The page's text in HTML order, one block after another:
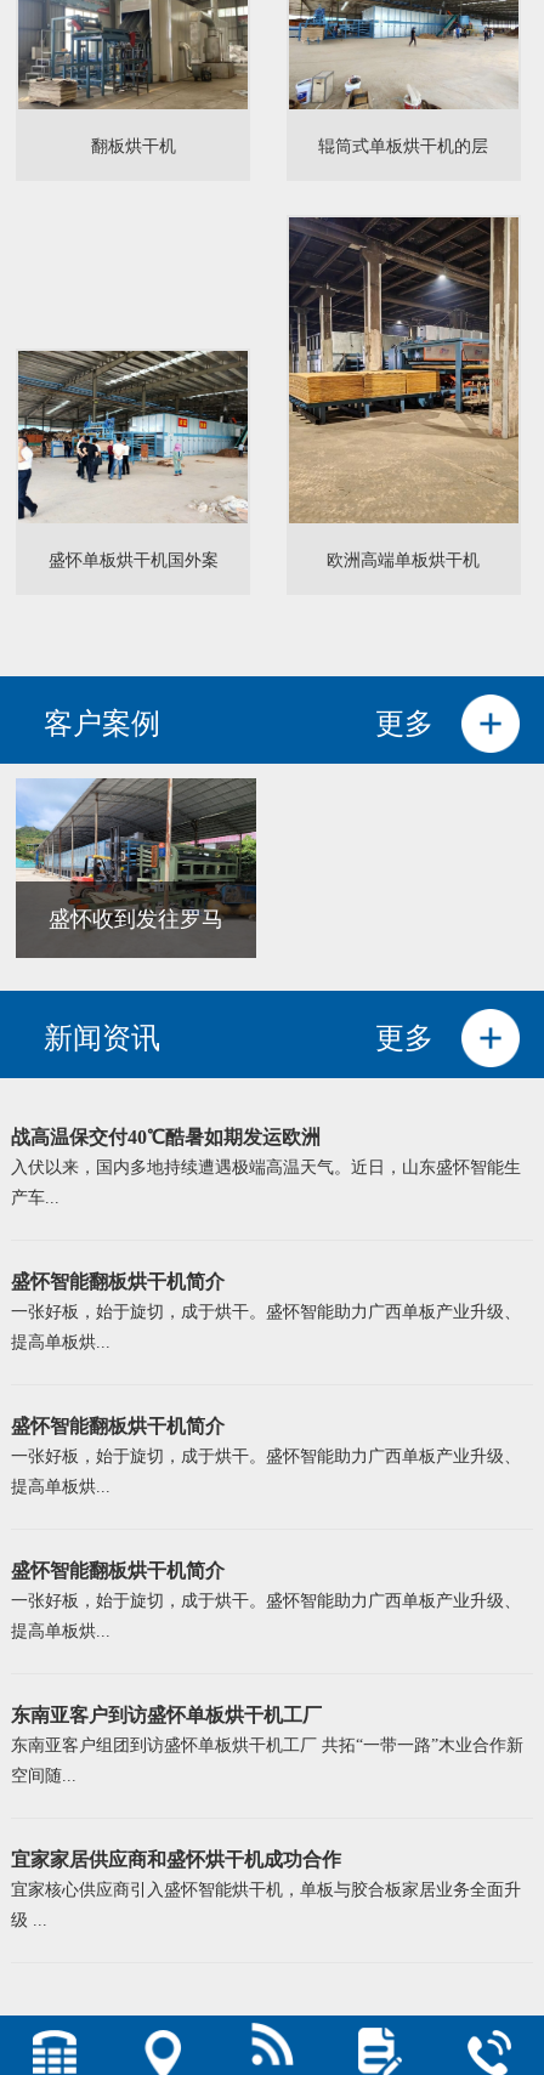
翻板烘干机 辊筒式单板烘干机的层
盛怀单板烘干机国外案 欧洲高端单板烘干机
客户案例 更多
盛怀收到发往罗马
新闻资讯 更多
战高温保交付40℃酷暑如期发运欧洲
入伏以来，国内多地持续遭遇极端高温天气。近日，山东盛怀智能生
产车...
盛怀智能翻板烘干机简介
一张好板，始于旋切，成于烘干。盛怀智能助力广西单板产业升级、
提高单板烘...
盛怀智能翻板烘干机简介
一张好板，始于旋切，成于烘干。盛怀智能助力广西单板产业升级、
提高单板烘...
盛怀智能翻板烘干机简介
一张好板，始于旋切，成于烘干。盛怀智能助力广西单板产业升级、
提高单板烘...
东南亚客户到访盛怀单板烘干机工厂
东南亚客户组团到访盛怀单板烘干机工厂 共拓“一带一路”木业合作新
空间随...
宜家家居供应商和盛怀烘干机成功合作
宜家核心供应商引入盛怀智能烘干机，单板与胶合板家居业务全面升
级 ...